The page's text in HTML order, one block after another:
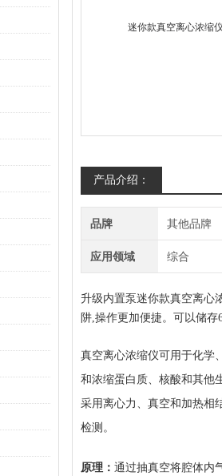
产品介绍：
品牌 其他品牌
应用领域 综合
升级内置泵迷你款真空离心
阱,操作更加便捷。可以储
真空离心浓缩仪可用于化学
和浓缩蛋白质、核酸和其他
采用离心力、真空和加热相
检测。
原理： 通过抽真空将腔体内